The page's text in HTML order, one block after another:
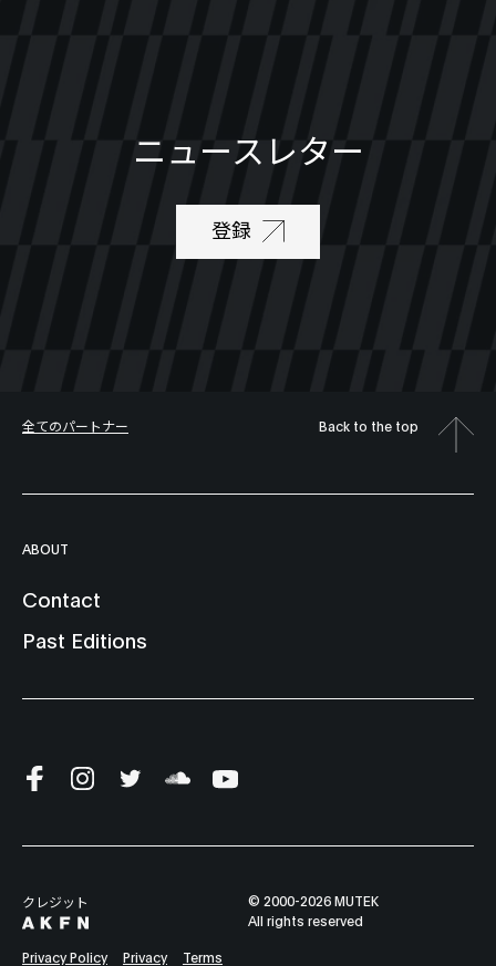
ニュースレター
登録
全てのパートナー Back to the top
ABOUT
Contact
Past Editions
クレジット
© 2000-2026 MUTEK
All rights reserved
Privacy Policy Privacy Terms